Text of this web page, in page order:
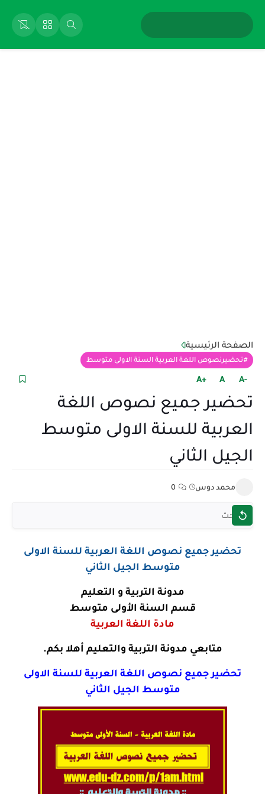
الصفحة الرئيسية
تحضيرنصوص اللغة العربية السنة الاولى متوسط
+A A -A
تحضير جميع نصوص اللغة
العربية للسنة الاولى متوسط
الجيل الثاني
محمد دوس 0
تحضير جميع نصوص اللغة العربية للسنة الاولى
متوسط الجيل الثاني
مدونة التربية و التعليم
قسم السنة الأولى متوسط
مادة اللغة العربية
متابعي مدونة التربية والتعليم أهلا بكم.
تحضير جميع نصوص اللغة العربية للسنة الاولى
متوسط الجيل الثاني